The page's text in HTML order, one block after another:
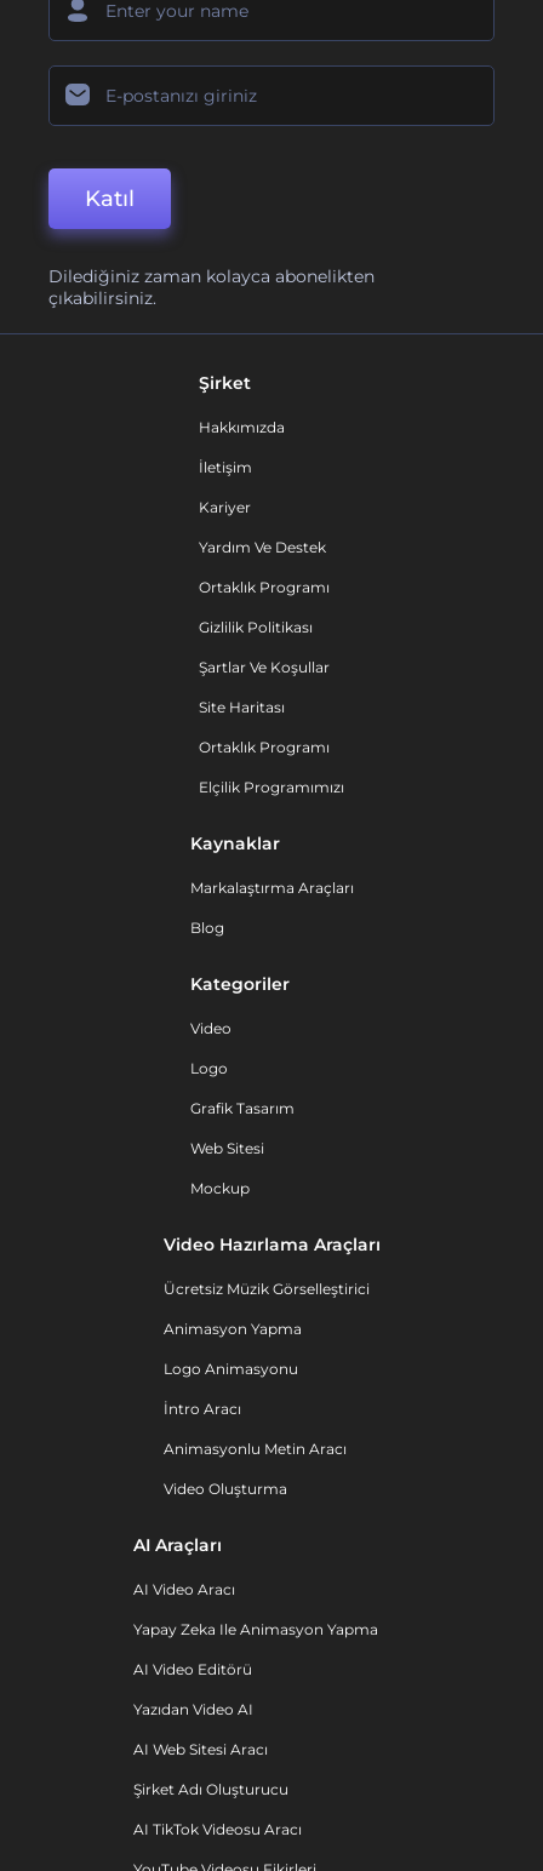
Katıl
Dilediğiniz zaman kolayca abonelikten
çıkabilirsiniz.
Şirket
Hakkımızda
İletişim
Kariyer
Yardım Ve Destek
Ortaklık Programı
Gizlilik Politikası
Şartlar Ve Koşullar
Site Haritası
Ortaklık Programı
Elçilik Programımızı
Kaynaklar
Markalaştırma Araçları
Blog
Kategoriler
Video
Logo
Grafik Tasarım
Web Sitesi
Mockup
Video Hazırlama Araçları
Ücretsiz Müzik Görselleştirici
Animasyon Yapma
Logo Animasyonu
İntro Aracı
Animasyonlu Metin Aracı
Video Oluşturma
AI Araçları
AI Video Aracı
Yapay Zeka Ile Animasyon Yapma
AI Video Editörü
Yazıdan Video AI
AI Web Sitesi Aracı
Şirket Adı Oluşturucu
AI TikTok Videosu Aracı